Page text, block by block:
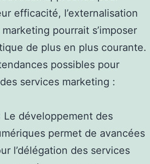
efficacité, l’externalisation
pourrait s’imposer
de plus en plus courante.
possibles pour
services marketing :
Le développement des
permet de avancées
l’délégation des services